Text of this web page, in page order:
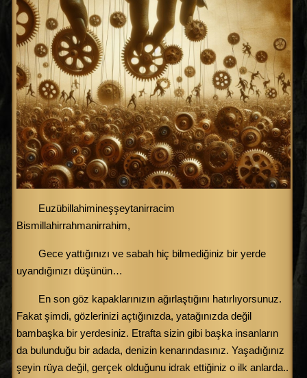
Euzübillahimineşşeytanirracim
Bismillahirrahmanirrahim,
Gece yattığınızı ve sabah hiç bilmediğiniz bir yerde
uyandığınızı düşünün…
En son göz kapaklarınızın ağırlaştığını hatırlıyorsunuz.
Fakat şimdi, gözlerinizi açtığınızda, yatağınızda değil
bambaşka bir yerdesiniz. Etrafta sizin gibi başka insanların
da bulunduğu bir adada, denizin kenarındasınız. Yaşadığınız
şeyin rüya değil, gerçek olduğunu idrak ettiğiniz o ilk anlarda..